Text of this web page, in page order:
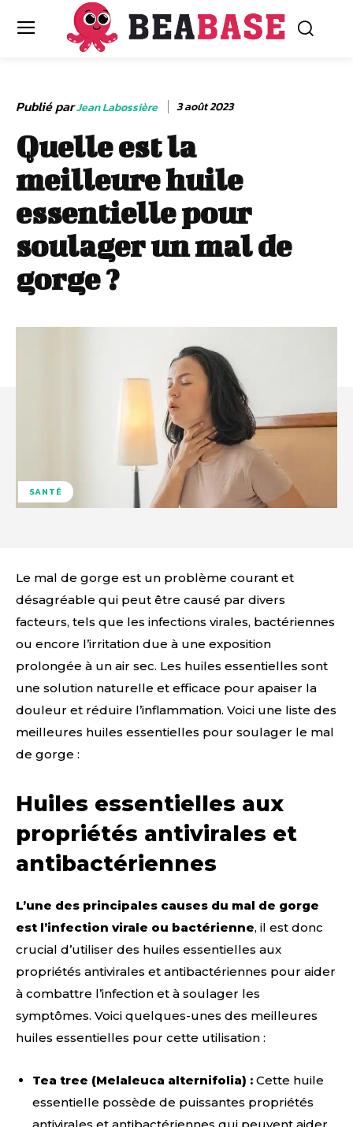
Publié parJean Labossière 3 août 2023
Quelle est la
meilleure huile
essentielle pour
soulager un mal de
gorge ?
SANTÉ
Le mal de gorge est un problème courant et
désagréable qui peut être causé par divers
facteurs, tels que les infections virales, bactériennes
ou encore l’irritation due à une exposition
prolongée à un air sec. Les huiles essentielles sont
une solution naturelle et efficace pour apaiser la
douleur et réduire l’inflammation. Voici une liste des
meilleures huiles essentielles pour soulager le mal
de gorge :
Huiles essentielles aux
propriétés antivirales et
antibactériennes
L’une des principales causes du mal de gorge
est l’infection virale ou bactérienne, il est donc
crucial d’utiliser des huiles essentielles aux
propriétés antivirales et antibactériennes pour aider
à combattre l’infection et à soulager les
symptômes. Voici quelques-unes des meilleures
huiles essentielles pour cette utilisation :
Tea tree (Melaleuca alternifolia) : Cette huile
essentielle possède de puissantes propriétés